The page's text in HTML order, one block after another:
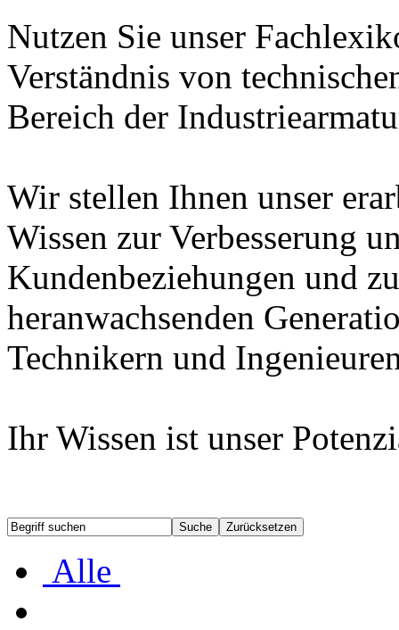
Nutzen Sie unser
Verständnis von
Bereich der
Wir stellen Ihnen unser
Wissen zur Verbesserung
Kundenbeziehungen und
heranwachsenden
Technikern und
Ihr Wissen ist unser
Alle